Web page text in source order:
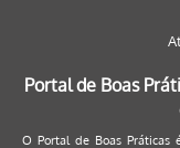
Portal de Boas
O Portal de Boas